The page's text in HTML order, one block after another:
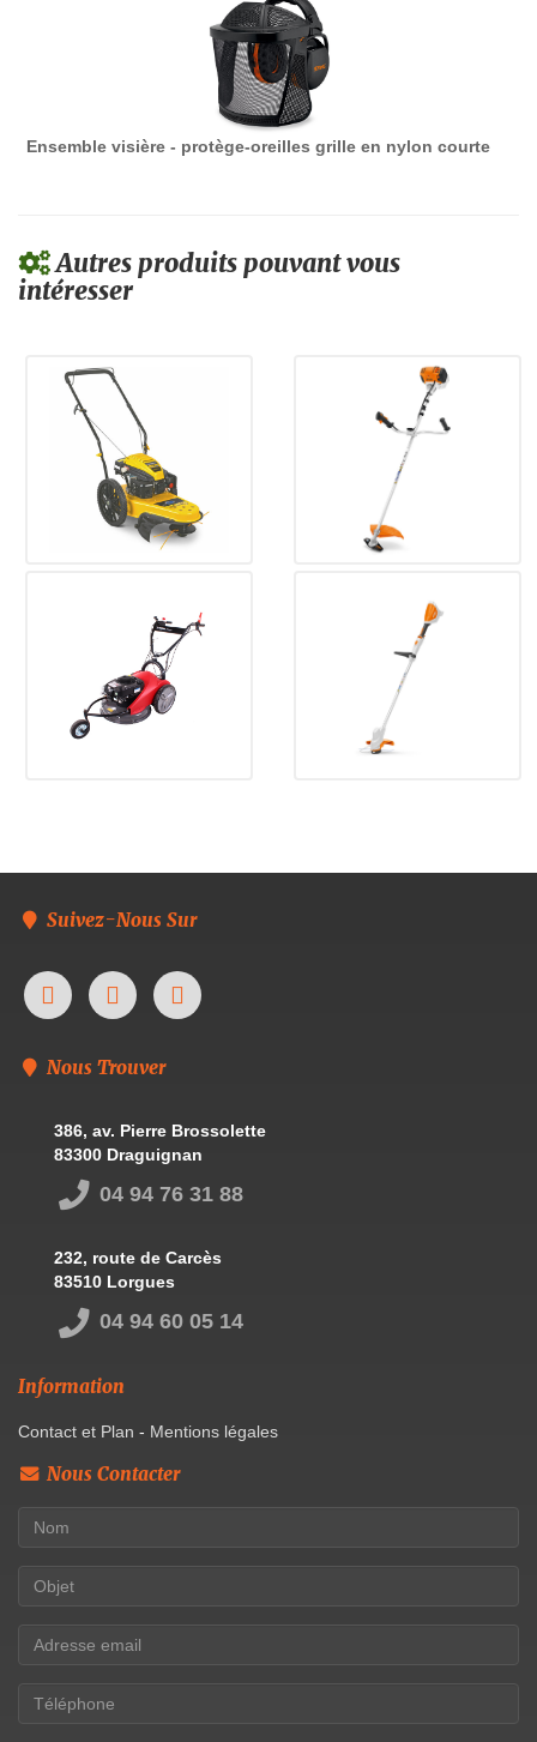
Ensemble visière - protège-oreilles grille en nylon courte
Autres produits pouvant vous
intéresser
Suivez-Nous Sur
Nous Trouver
386, av. Pierre Brossolette
83300 Draguignan
04 94 76 31 88
232, route de Carcès
83510 Lorgues
04 94 60 05 14
Information
Contact et Plan - Mentions légales
Nous Contacter